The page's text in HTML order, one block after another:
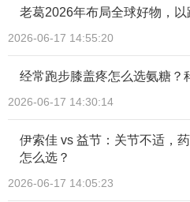
老葛2026年布局全球好物，
2026-06-17 14:55:20
经常跑步膝盖疼怎么选氨糖？
2026-06-17 14:30:14
伊索佳 vs 益节：关节不适，
怎么选？
2026-06-17 14:05:23